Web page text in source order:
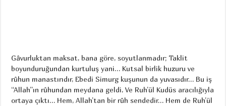
Gâvurluktan maksat, bana göre, soyutlanmadır; Taklit
boyunduruğundan kurtuluş yani… Kutsal birlik huzuru ve
rûhun manastırıdır, Ebedi Simurg kuşunun da yuvasıdır… Bu iş
“Allah”ın rûhundan meydana geldi, Ve Ruh’ül Kudüs aracılığıyla
ortaya çıktı… Hem, Allah’tan bir rûh sendedir… Hem de Ruh’ül